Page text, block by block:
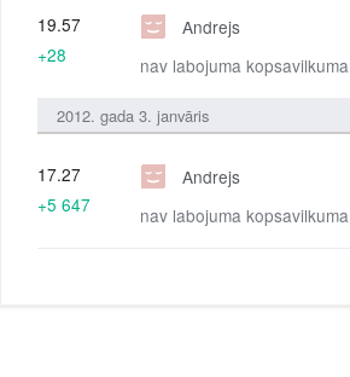
Andrejs
nav labojuma kopsavilkuma
19.57
+28
2012. gada 3. janvāris
Andrejs
nav labojuma kopsavilkuma
17.27
+5 647